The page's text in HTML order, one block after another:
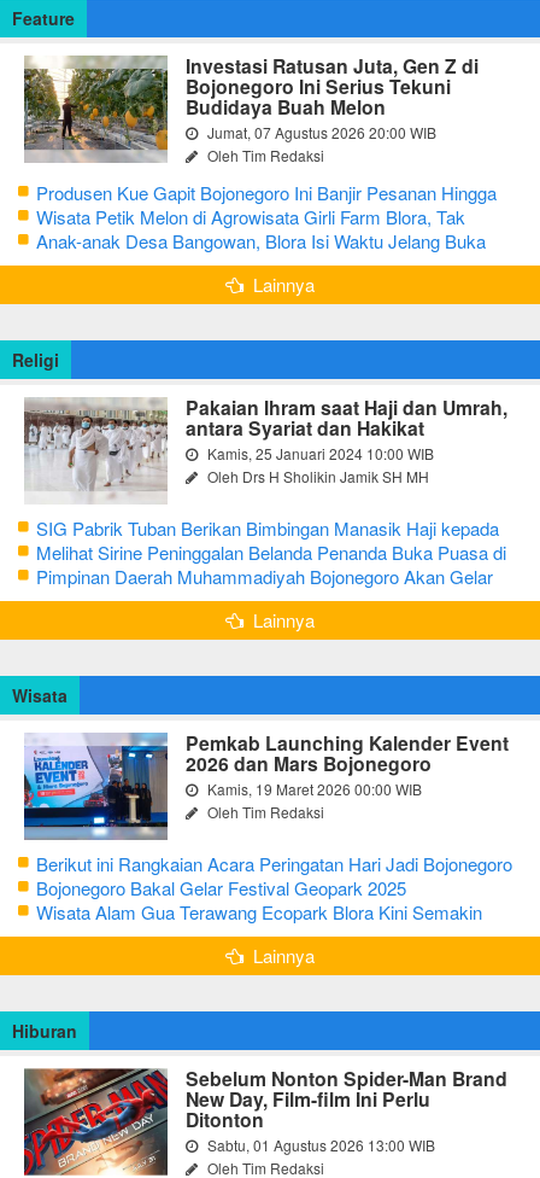
Feature
Investasi Ratusan Juta, Gen Z di
Bojonegoro Ini Serius Tekuni
Budidaya Buah Melon
Jumat, 07 Agustus 2026 20:00 WIB
Oleh Tim Redaksi
Produsen Kue Gapit Bojonegoro Ini Banjir Pesanan Hingga
Puluhan Juta di Bulan Ramadan
Wisata Petik Melon di Agrowisata Girli Farm Blora, Tak
Sampai 5 Hari Sudah Ludes Terjual
Anak-anak Desa Bangowan, Blora Isi Waktu Jelang Buka
Puasa dengan Latihan Gamelan
Lainnya
Religi
Pakaian Ihram saat Haji dan Umrah,
antara Syariat dan Hakikat
Kamis, 25 Januari 2024 10:00 WIB
Oleh Drs H Sholikin Jamik SH MH
SIG Pabrik Tuban Berikan Bimbingan Manasik Haji kepada
CJH Kabupaten Tuban
Melihat Sirine Peninggalan Belanda Penanda Buka Puasa di
Pendopo Bupati Blora
Pimpinan Daerah Muhammadiyah Bojonegoro Akan Gelar
Salat Iduladha 9 Juli 2022
Lainnya
Wisata
Pemkab Launching Kalender Event
2026 dan Mars Bojonegoro
Kamis, 19 Maret 2026 00:00 WIB
Oleh Tim Redaksi
Berikut ini Rangkaian Acara Peringatan Hari Jadi Bojonegoro
Ke-348 Tahun 2025
Bojonegoro Bakal Gelar Festival Geopark 2025
Wisata Alam Gua Terawang Ecopark Blora Kini Semakin
Menarik
Lainnya
Hiburan
Sebelum Nonton Spider-Man Brand
New Day, Film-film Ini Perlu
Ditonton
Sabtu, 01 Agustus 2026 13:00 WIB
Oleh Tim Redaksi